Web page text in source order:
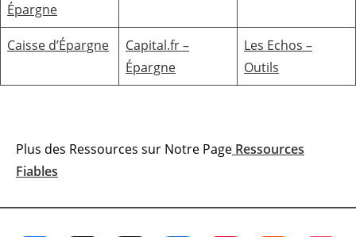
Épargne
Caisse d’Épargne
Capital.fr –
Épargne
Les Echos –
Outils
Plus des Ressources sur Notre Page Ressources
Fiables